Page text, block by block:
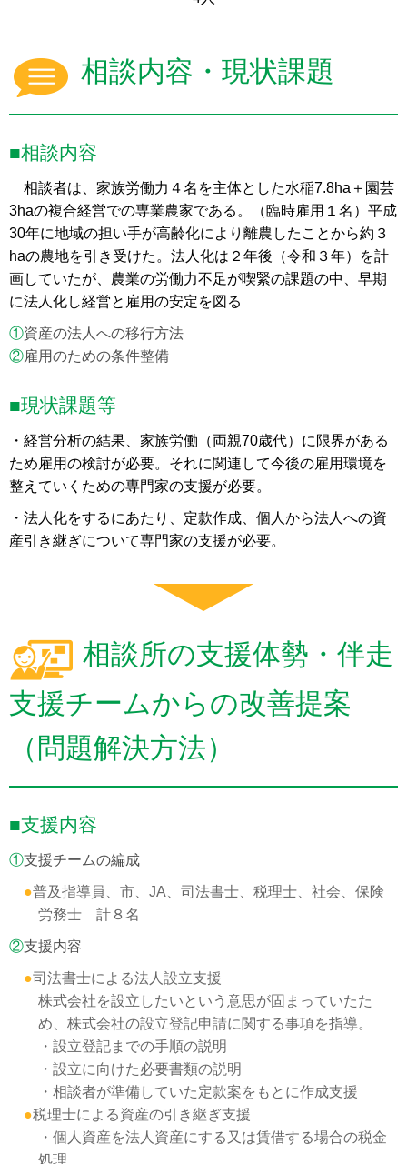
相談内容・現状課題
■相談内容
相談者は、家族労働力４名を主体とした水稲7.8ha＋園芸
3haの複合経営での専業農家である。（臨時雇用１名）平成
30年に地域の担い手が高齢化により離農したことから約３
haの農地を引き受けた。法人化は２年後（令和３年）を計
画していたが、農業の労働力不足が喫緊の課題の中、早期
に法人化し経営と雇用の安定を図る
①資産の法人への移行方法
②雇用のための条件整備
■現状課題等
・経営分析の結果、家族労働（両親70歳代）に限界がある
ため雇用の検討が必要。それに関連して今後の雇用環境を
整えていくための専門家の支援が必要。
・法人化をするにあたり、定款作成、個人から法人への資
産引き継ぎについて専門家の支援が必要。
相談所の支援体勢・伴走
支援チームからの改善提案
（問題解決方法）
■支援内容
①支援チームの編成
●普及指導員、市、JA、司法書士、税理士、社会、保険
労務士 計８名
②支援内容
●司法書士による法人設立支援
株式会社を設立したいという意思が固まっていたた
め、株式会社の設立登記申請に関する事項を指導。
・設立登記までの手順の説明
・設立に向けた必要書類の説明
・相談者が準備していた定款案をもとに作成支援
●税理士による資産の引き継ぎ支援
・個人資産を法人資産にする又は賃借する場合の税金
処理